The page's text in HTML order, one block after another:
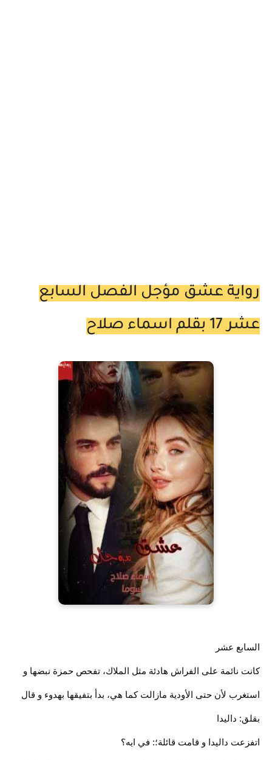
رواية عشق مؤجل الفصل السابع
عشر 17 بقلم اسماء صلاح
السابع عشر
كانت نائمة على الفراش هادئة مثل الملاك، تفحص حمزة نبضها و
استغرب لأن حتى الأودية مازالت كما هي، بدأ بتفيقها بهدوء و قال
بقلق: داليدا
اتفزعت داليدا و قامت قائلة؛: في ايه؟